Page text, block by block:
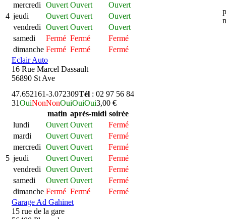
4
mercredi
Ouvert Ouvert
Ouvert
jeudi
Ouvert Ouvert
Ouvert
vendredi
Ouvert Ouvert
Ouvert
samedi
Fermé Fermé
Fermé
dimanche Fermé Fermé
Fermé
Eclair Auto
16 Rue Marcel Dassault
56890 St Ave
5
47.652161-3.072309Tél : 02 97 56 84
31OuiNonNonOuiOuiOui3,00 €
matin après-midi soirée
lundi
Ouvert Ouvert
Fermé
mardi
Ouvert Ouvert
Fermé
mercredi
Ouvert Ouvert
Fermé
jeudi
Ouvert Ouvert
Fermé
vendredi
Ouvert Ouvert
Fermé
samedi
Ouvert Ouvert
Fermé
dimanche Fermé Fermé
Fermé
Garage Ad Gahinet
15 rue de la gare